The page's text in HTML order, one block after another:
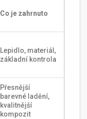
Co je zahrnuto
Lepidlo, materiál,
základní kontrola
Přesnější
barevné ladění,
kvalitnější
kompozit